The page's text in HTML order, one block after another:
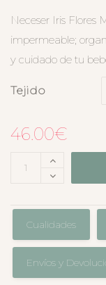
Neceser Iris Flores
impermeable;
y cuidado de tu
Tejido
46.00€
Cualidades
Envíos y